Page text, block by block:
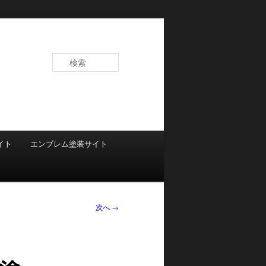
ト エンブレム塗装サイト
次へ→